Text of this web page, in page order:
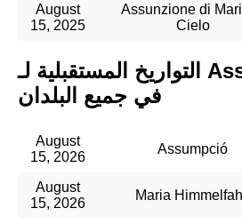
August
15, 2025
Assunzione di
Cielo
التواريخ المستقبلية لـ Assumption Day
في جميع البلدان
August
15, 2026
Assumpció
August
15, 2026
Maria